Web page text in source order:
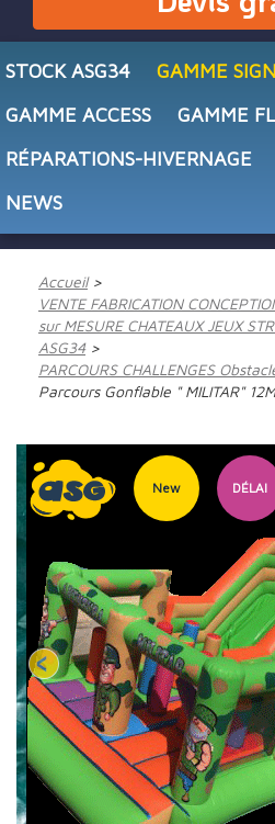
STOCK ASG34
GAMME
GAMME ACCESS
GAMME
RÉPARATIONS-HIVERNAGE
NEWS
Accueil
VENTE FABRICATION
sur MESURE CHATEAUX JEUX
ASG34
PARCOURS CHALLENGES
Parcours Gonflable " MILITAR" 12M
New DÉLAI